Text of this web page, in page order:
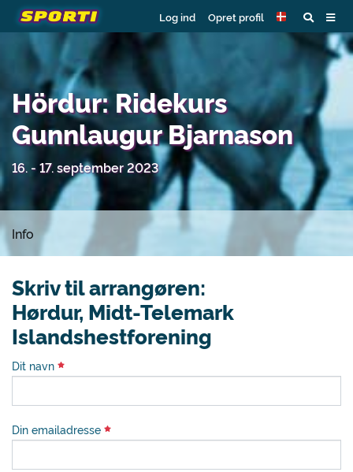
Log ind Opret profil
Hördur: Ridekurs
Gunnlaugur Bjarnason
16. - 17. september 2023
Info
Skriv til arrangøren:
Hørdur, Midt-Telemark
Islandshestforening
Dit navn
Din emailadresse